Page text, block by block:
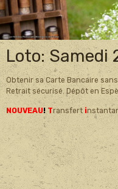
Loto: Samedi
Obtenir sa Carte Bancaire
Retrait sécurisé. Dépôt en
NOUVEAU! Transfert i